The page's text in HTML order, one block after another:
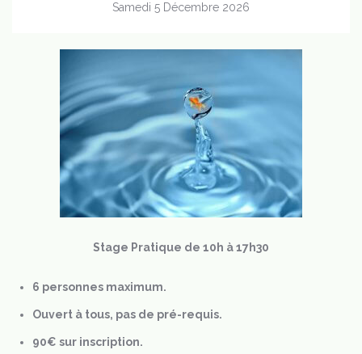
Samedi 5 Décembre 2026
Stage Pratique de 10h à 17h30
6 personnes maximum.
Ouvert à tous, pas de pré-requis.
90€ sur inscription.